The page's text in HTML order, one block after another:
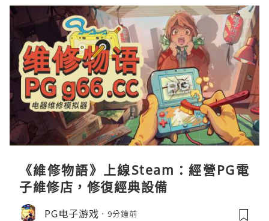
《維修物語》上線Steam：經營PG電
子維修店，修復經典設備
PG电子游戏 9分鐘前